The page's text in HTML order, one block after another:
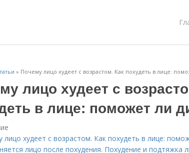
» Почему лицо худеет с возрастом. Как похудеть в лице:
лицо худеет с
в лице: поможет ли
лицо худеет с возрастом. Как похудеть в лице:
лицо после похудения. Похудение и подтяжка